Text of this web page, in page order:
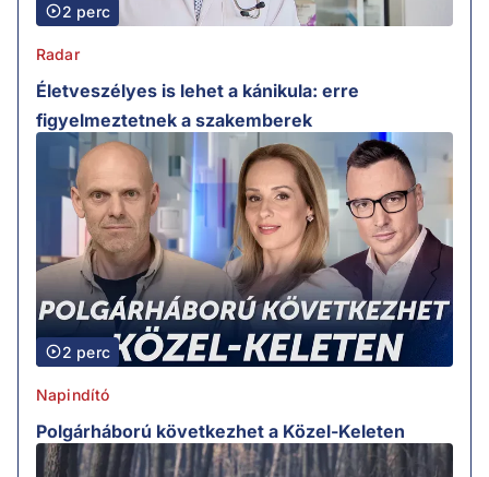
2 perc
Radar
Életveszélyes is lehet a kánikula: erre
figyelmeztetnek a szakemberek
2 perc
Napindító
Polgárháború következhet a Közel-Keleten